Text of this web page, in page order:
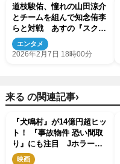
道枝駿佑、憧れの山田涼介
とチームを組んで知念侑李
らと対戦 あすの『スクー
ル革命！』
エンタメ
2026年2月7日 18時00分
来る の関連記事›
『犬鳴村』が14億円超ヒッ
ト！ 『事故物件 恐い間取
り』にも注目 Jホラーの
現在地とは
映画